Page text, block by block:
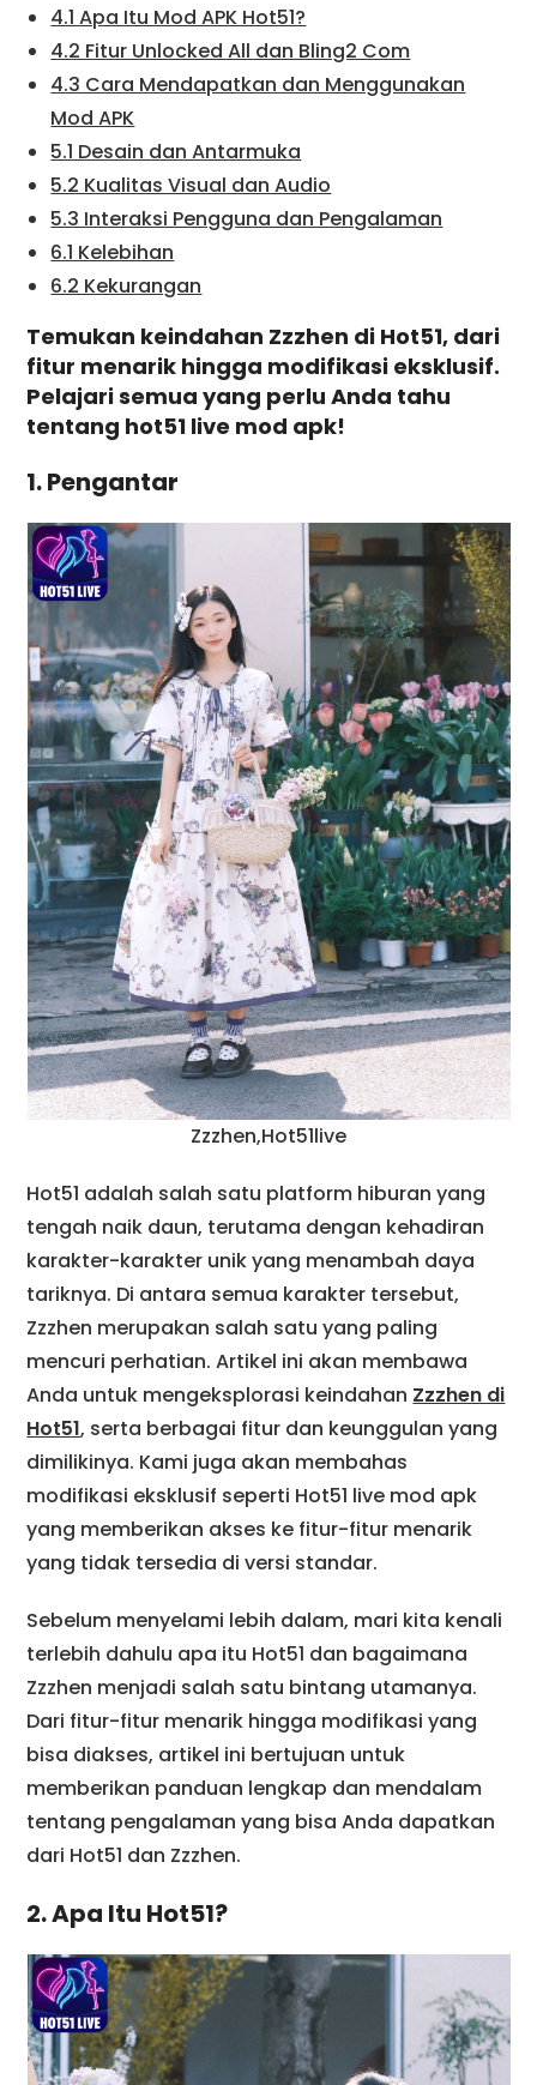
4.1 Apa Itu Mod APK Hot51?
4.2 Fitur Unlocked All dan Bling2 Com
4.3 Cara Mendapatkan dan Menggunakan
Mod APK
5.1 Desain dan Antarmuka
5.2 Kualitas Visual dan Audio
5.3 Interaksi Pengguna dan Pengalaman
6.1 Kelebihan
6.2 Kekurangan
Temukan keindahan Zzzhen di Hot51, dari
fitur menarik hingga modifikasi eksklusif.
Pelajari semua yang perlu Anda tahu
tentang hot51 live mod apk!
1. Pengantar
Zzzhen,Hot51live
Hot51 adalah salah satu platform hiburan yang
tengah naik daun, terutama dengan kehadiran
karakter-karakter unik yang menambah daya
tariknya. Di antara semua karakter tersebut,
Zzzhen merupakan salah satu yang paling
mencuri perhatian. Artikel ini akan membawa
Anda untuk mengeksplorasi keindahan Zzzhen di
Hot51, serta berbagai fitur dan keunggulan yang
dimilikinya. Kami juga akan membahas
modifikasi eksklusif seperti Hot51 live mod apk
yang memberikan akses ke fitur-fitur menarik
yang tidak tersedia di versi standar.
Sebelum menyelami lebih dalam, mari kita kenali
terlebih dahulu apa itu Hot51 dan bagaimana
Zzzhen menjadi salah satu bintang utamanya.
Dari fitur-fitur menarik hingga modifikasi yang
bisa diakses, artikel ini bertujuan untuk
memberikan panduan lengkap dan mendalam
tentang pengalaman yang bisa Anda dapatkan
dari Hot51 dan Zzzhen.
2. Apa Itu Hot51?